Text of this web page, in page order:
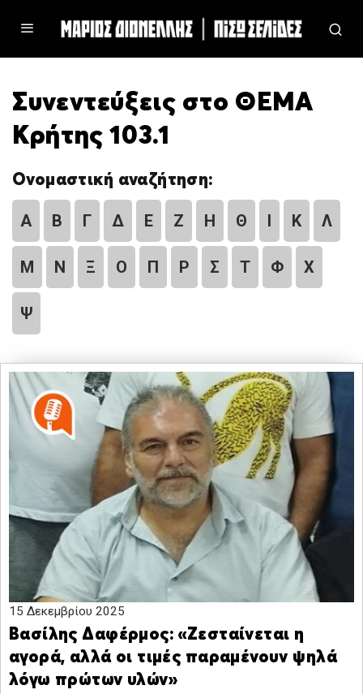
Συνεντεύξεις στο ΘΕΜΑ
Κρήτης 103.1
Ονομαστική αναζήτηση:
Α Β Γ Δ Ε Ζ Η Θ Ι Κ Λ
Μ Ν Ξ Ο Π Ρ Σ Τ Φ Χ
Ψ
15 Δεκεμβρίου 2025
Βασίλης Δαφέρμος: «Ζεσταίνεται η
αγορά, αλλά οι τιμές παραμένουν ψηλά
λόγω πρώτων υλών»